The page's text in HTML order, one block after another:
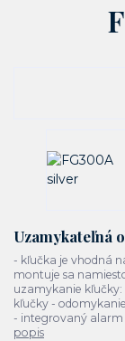
Uzamykateľná
- kľučka je vhodná
montuje sa
uzamykanie kľučky:
kľučky -
- integrovaný alarm
popis